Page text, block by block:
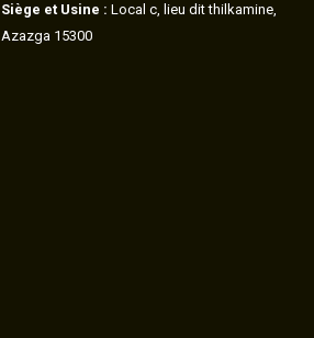
Siège et Usine : Local c, lieu dit thilkamine,
Azazga 15300